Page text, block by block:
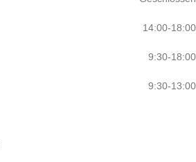
14:00-18:00
9:30-18:00
9:30-13:00